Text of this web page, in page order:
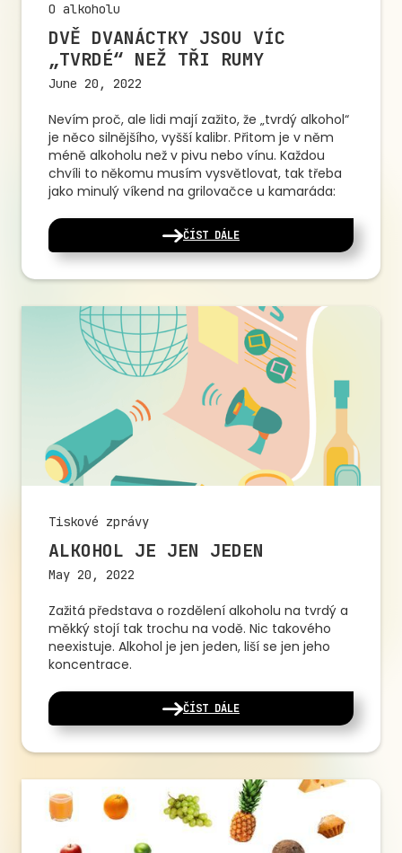
O alkoholu
DVĚ DVANÁCTKY JSOU VÍC
„TVRDÉ“ NEŽ TŘI RUMY
June 20, 2022
Nevím proč, ale lidi mají zažito, že „tvrdý alkohol“
je něco silnějšího, vyšší kalibr. Přitom je v něm
méně alkoholu než v pivu nebo vínu. Každou
chvíli to někomu musím vysvětlovat, tak třeba
jako minulý víkend na grilovačce u kamaráda:
ČÍST DÁLE
Tiskové zprávy
ALKOHOL JE JEN JEDEN
May 20, 2022
Zažitá představa o rozdělení alkoholu na tvrdý a
měkký stojí tak trochu na vodě. Nic takového
neexistuje. Alkohol je jen jeden, liší se jen jeho
koncentrace.
ČÍST DÁLE